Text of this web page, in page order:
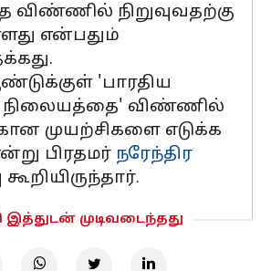
விண்ணில் நிறுவுவதற்கு
என்பதும்
'பாரதிய
நிலையத்தை' விண்ணில்
முயற்சிகளை எடுக்க
பிரதமர் நரேந்திர
கூறியிருந்தார்.
இத்துடன் முடிவடைந்தது